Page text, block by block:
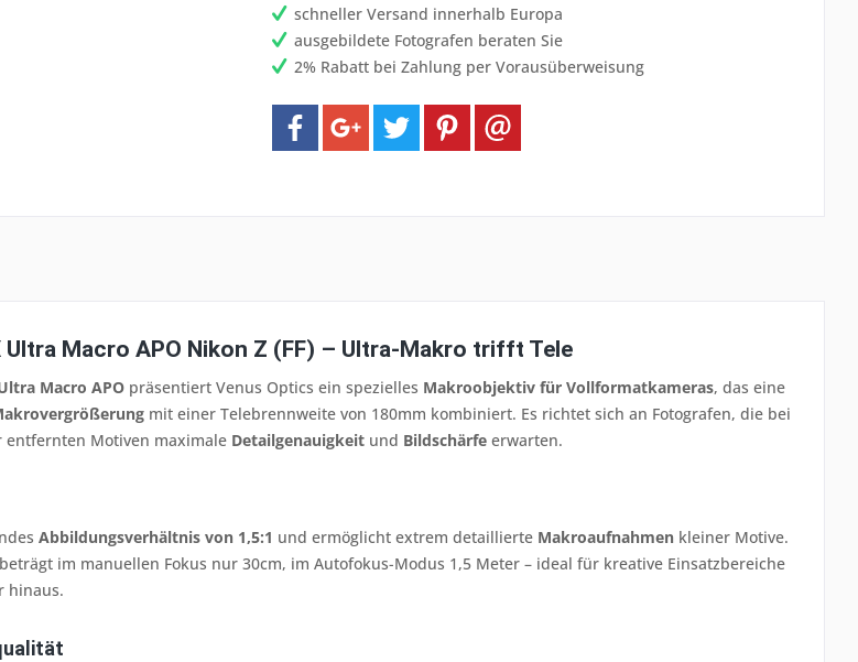
schneller Versand innerhalb Europa
ausgebildete Fotografen beraten Sie
2% Rabatt bei Zahlung per Vorausüberweisung
Ultra Macro APO Nikon Z (FF) – Ultra-Makro trifft Tele
Macro APO präsentiert Venus Optics ein spezielles Makroobjektiv für Vollformatkameras, das eine
mit einer Telebrennweite von 180mm kombiniert. Es richtet sich an Fotografen, die bei
entfernten Motiven maximale Detailgenauigkeit und Bildschärfe erwarten.
Abbildungsverhältnis von 1,5:1 und ermöglicht extrem detaillierte Makroaufnahmen kleiner Motive.
beträgt im manuellen Fokus nur 30cm, im Autofokus-Modus 1,5 Meter – ideal für kreative Einsatzbereiche
hinaus.